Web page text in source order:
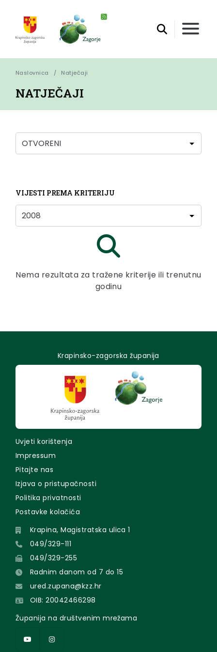
Naslovnica Natječaji
NATJEČAJI
VIJESTI PREMA KRITERIJU
Nema rezultata za tražene kriterije ili trenutnu
godinu
Krapinsko-zagorska županija
Uvjeti korištenja
Impressum
Pitajte nas
Izjava o pristupačnosti
Politika privatnosti
Postavke kolačića
Krapina, Magistratska ulica 1
049/329-111
049/329-255
Radnim danom od 7 do 15
ured.zupana@kzz.hr
OIB: 20042466298
Županija na društvenim mrežama